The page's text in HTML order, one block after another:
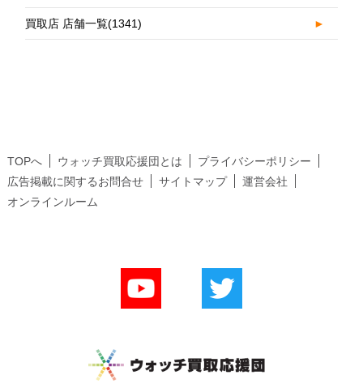
買取店 店舗一覧(1341) ►
TOPへ ウォッチ買取応援団とは
プライバシーポリシー
広告掲載に関するお問合せ
サイトマップ
運営会社
オンラインルーム